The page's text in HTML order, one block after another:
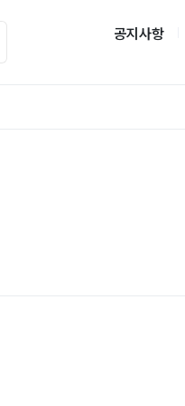
공지사항